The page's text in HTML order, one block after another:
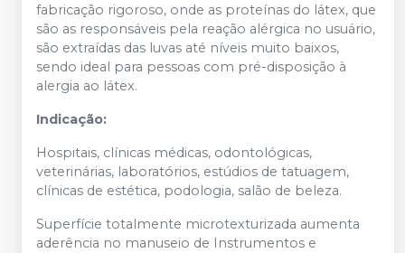
fabricação rigoroso, onde as proteínas do látex, que
são as responsáveis pela reação alérgica no usuário,
são extraídas das luvas até níveis muito baixos,
sendo ideal para pessoas com pré-disposição à
alergia ao látex.
Indicação:
Hospitais, clínicas médicas, odontológicas,
veterinárias, laboratórios, estúdios de tatuagem,
clínicas de estética, podologia, salão de beleza.
Superfície totalmente microtexturizada aumenta
aderência no manuseio de Instrumentos e